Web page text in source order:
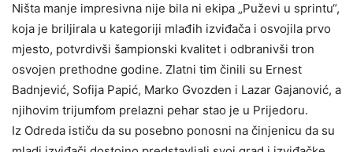
Ništa manje impresivna nije bila ni ekipa „Puževi u sprintu“,
koja je briljirala u kategoriji mlađih izviđača i osvojila prvo
mjesto, potvrdivši šampionski kvalitet i odbranivši tron
osvojen prethodne godine. Zlatni tim činili su Ernest
Badnjević, Sofija Papić, Marko Gvozden i Lazar Gajanović, a
njihovim trijumfom prelazni pehar stao je u Prijedoru.
Iz Odreda ističu da su posebno ponosni na činjenicu da su